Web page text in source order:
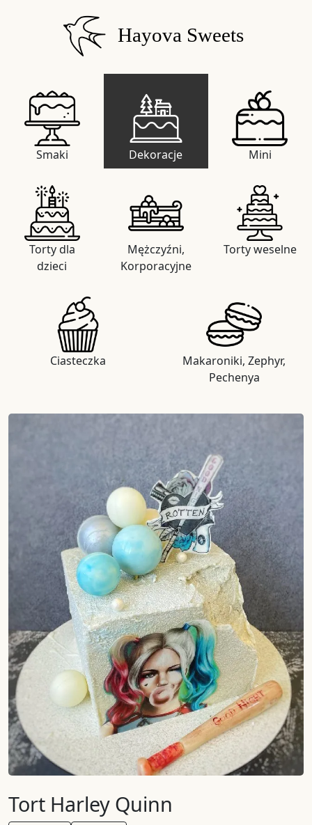
Hayova Sweets
Smaki Dekoracje Mini
Torty dla
dzieci
Mężczyźni,
Korporacyjne
Torty weselne
Ciasteczka
Makaroniki, Zephyr,
Pechenya
Tort Harley Quinn